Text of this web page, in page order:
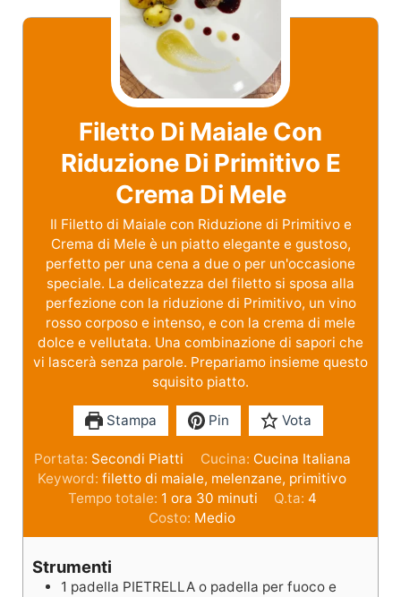
Filetto Di Maiale Con
Riduzione Di Primitivo E
Crema Di Mele
Il Filetto di Maiale con Riduzione di Primitivo e
Crema di Mele è un piatto elegante e gustoso,
perfetto per una cena a due o per un'occasione
speciale. La delicatezza del filetto si sposa alla
perfezione con la riduzione di Primitivo, un vino
rosso corposo e intenso, e con la crema di mele
dolce e vellutata. Una combinazione di sapori che
vi lascerà senza parole. Prepariamo insieme questo
squisito piatto.
Stampa Pin Vota
Portata: Secondi Piatti Cucina: Cucina Italiana
Keyword:filetto di maiale, melenzane, primitivo
Tempo totale: 1 ora 30 minuti Q.ta: 4
Costo: Medio
Strumenti
1 padella PIETRELLA o padella per fuoco e